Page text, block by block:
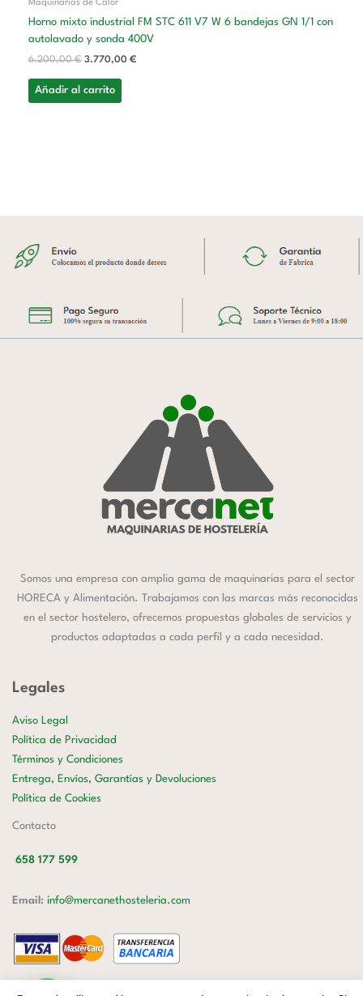
Maquinarias de Calor
Horno mixto industrial FM STC 611 V7 W 6 bandejas GN 1/1 con
autolavado y sonda 400V
6.200,00€ 3.770,00 €
Añadir al carrito
Somos una empresa con amplia gama de maquinarias para el sector
HORECA y Alimentación. Trabajamos con las marcas más reconocidas
en el sector hostelero, ofrecemos propuestas globales de servicios y
productos adaptadas a cada perfil y a cada necesidad.
Legales
Aviso Legal
Política de Privacidad
Términos y Condiciones
Entrega, Envíos, Garantías y Devoluciones
Política de Cookies
Contacto
658 177 599
Email: info@mercanethosteleria.com